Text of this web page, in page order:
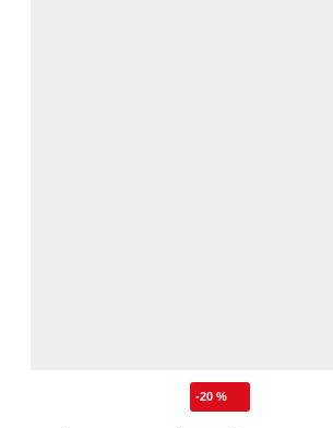
-20 %